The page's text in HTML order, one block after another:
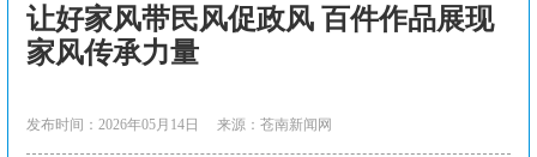
让好家风带民风促政风 百件作品展现
家风传承力量
发布时间：2026年05月14日 来源：苍南新闻网